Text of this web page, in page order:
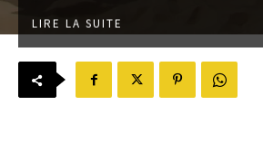
LIRE LA SUITE